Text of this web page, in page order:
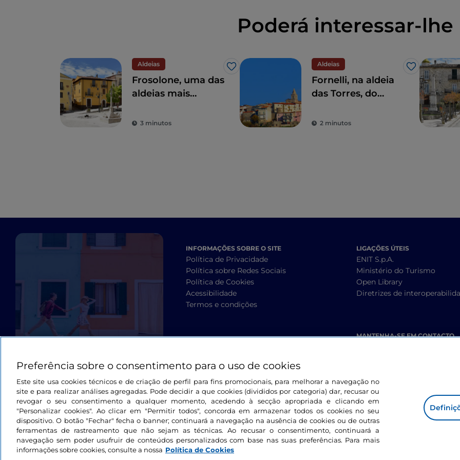
Poderá interessar-lhe
Aldeias
Gosto
Frosolone, uma das
aldeias mais
3 minutos
Aldeias
Gosto
Fornelli, na aldeia
das Torres, do
2 minutos
INFORMAÇÕES SOBRE O SITE
Política de Privacidade
Política sobre Redes Sociais
Política de Cookies
Acessibilidade
Termos e condições
LIGAÇÕES ÚTEIS
ENIT S.p.A.
Ministério do Turismo
Open Library
Diretrizes de
MANTENHA-SE EM CONTACTO
Preferência sobre o consentimento para o uso de cookies
Este site usa cookies técnicos e de criação de perfil para fins promocionais, para melhorar a navegação no
site e para realizar análises agregadas. Pode decidir a que cookies (divididos por categoria) dar, recusar ou
revogar o seu consentimento a qualquer momento, acedendo à secção apropriada e clicando em
"Personalizar cookies". Ao clicar em "Permitir todos", concorda em armazenar todos os cookies no seu
dispositivo. O botão "Fechar" fecha o banner; continuará a navegação na ausência de cookies ou de outras
ferramentas de rastreamento que não sejam as técnicas. Ao recusar o consentimento, continuará a
navegação sem poder usufruir de conteúdos personalizados com base nas suas preferências. Para mais
informações sobre cookies, consulte a nossa Política de Cookies